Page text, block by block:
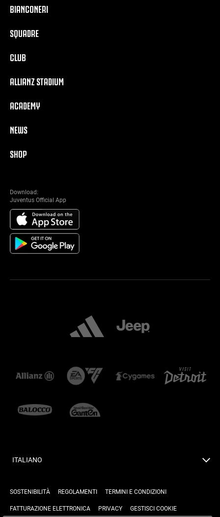
BIANCONERI
SQUADRE
CLUB
ALLIANZ STADIUM
ACADEMY
NEWS
SHOP
Download:
Juventus Official App
ITALIANO
SOSTENIBILITÀ REGOLAMENTI TERMINI E CONDIZIONI
FATTURAZIONE ELETTRONICA PRIVACY GESTISCI COOKIE